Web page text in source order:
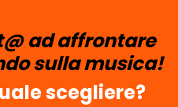
ad affrontare
sulla musica!
scegliere?